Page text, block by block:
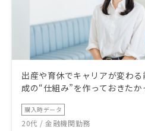
出産や育休でキャリアが変わ
成の“仕組み”を作っておきたか
購入時データ
20代 / 金融機関勤務